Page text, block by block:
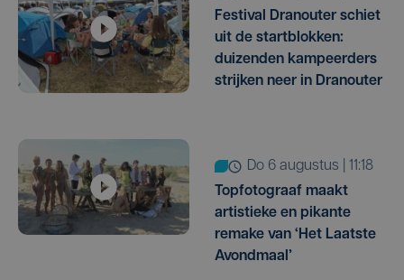
Festival Dranouter schiet
uit de startblokken:
duizenden kampeerders
strijken neer in Dranouter
do 6 augustus | 11:18
Topfotograaf maakt
artistieke en pikante
remake van ‘Het Laatste
Avondmaal’